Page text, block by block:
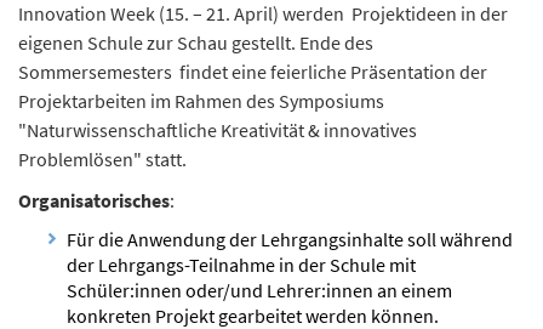
Innovation Week (15. – 21. April) werden Projektideen in der
eigenen Schule zur Schau gestellt. Ende des
Sommersemesters findet eine feierliche Präsentation der
Projektarbeiten im Rahmen des Symposiums
"Naturwissenschaftliche Kreativität & innovatives
Problemlösen" statt.
Organisatorisches:
Für die Anwendung der Lehrgangsinhalte soll während
der Lehrgangs-Teilnahme in der Schule mit
Schüler:innen oder/und Lehrer:innen an einem
konkreten Projekt gearbeitet werden können.